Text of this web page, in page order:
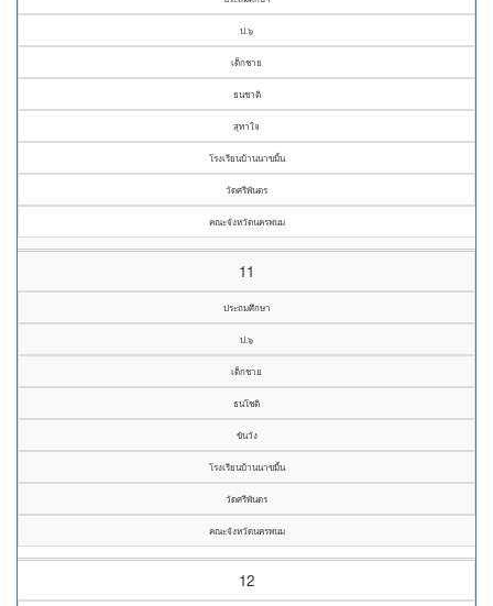
ป.๖
เด็กชาย
ธนชาติ
สุทาใจ
โรงเรียนบ้านนาขมิ้น
วัดศรีพันดร
คณะจังหวัดนครพนม
11
ประถมศึกษา
ป.๖
เด็กชาย
ธนโชติ
ขันวัง
โรงเรียนบ้านนาขมิ้น
วัดศรีพันดร
คณะจังหวัดนครพนม
12